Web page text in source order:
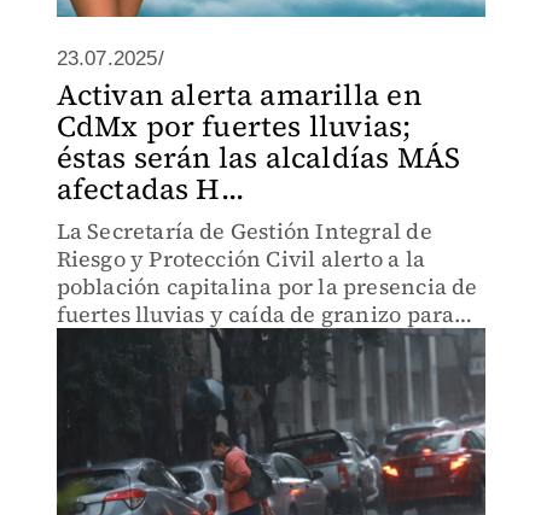
23.07.2025/
Activan alerta amarilla en
CdMx por fuertes lluvias;
éstas serán las alcaldías MÁS
afectadas H...
La Secretaría de Gestión Integral de
Riesgo y Protección Civil alerto a la
población capitalina por la presencia de
fuertes lluvias y caída de granizo para